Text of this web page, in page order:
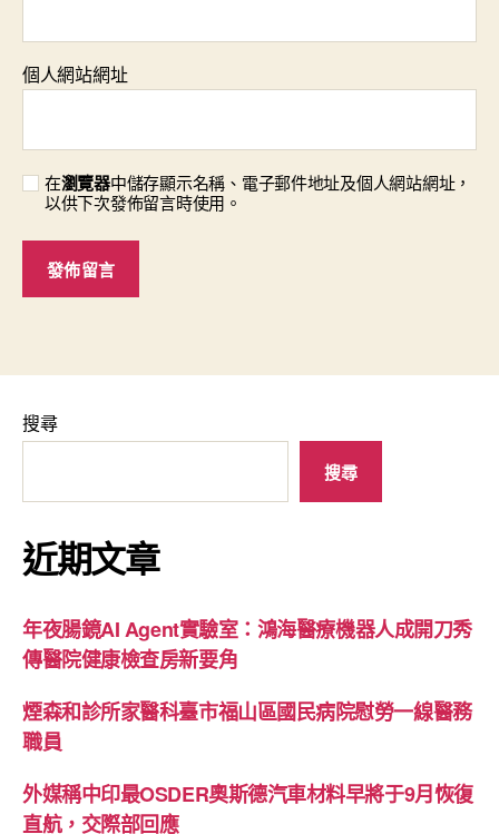
個人網站網址
在瀏覽器中儲存顯示名稱、電子郵件地址及個人網站網址，
以供下次發佈留言時使用。
搜尋
搜尋
近期文章
年夜腸鏡AI Agent實驗室：鴻海醫療機器人成開刀秀
傳醫院健康檢查房新要角
煙森和診所家醫科臺市福山區國民病院慰勞一線醫務
職員
外媒稱中印最OSDER奧斯德汽車材料早將于9月恢復
直航，交際部回應